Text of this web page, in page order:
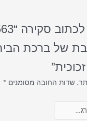
של ברכת
שדות החובה מסומנים *